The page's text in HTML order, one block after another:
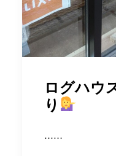
ログハウ
り
……